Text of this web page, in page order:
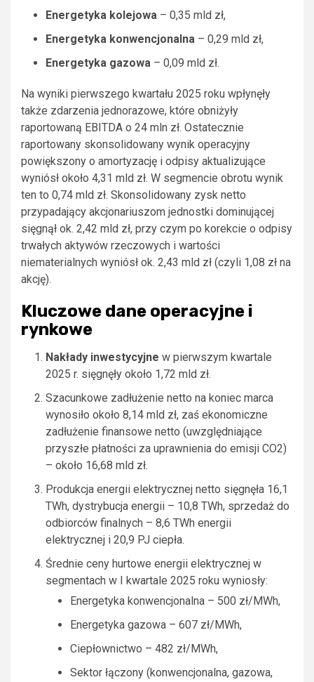
Energetyka kolejowa – 0,35 mld zł,
Energetyka konwencjonalna – 0,29 mld zł,
Energetyka gazowa – 0,09 mld zł.
Na wyniki pierwszego kwartału 2025 roku wpłynęły
także zdarzenia jednorazowe, które obniżyły
raportowaną EBITDA o 24 mln zł. Ostatecznie
raportowany skonsolidowany wynik operacyjny
powiększony o amortyzację i odpisy aktualizujące
wyniósł około 4,31 mld zł. W segmencie obrotu wynik
ten to 0,74 mld zł. Skonsolidowany zysk netto
przypadający akcjonariuszom jednostki dominującej
sięgnął ok. 2,42 mld zł, przy czym po korekcie o odpisy
trwałych aktywów rzeczowych i wartości
niematerialnych wyniósł ok. 2,43 mld zł (czyli 1,08 zł na
akcję).
Kluczowe dane operacyjne i
rynkowe
Nakłady inwestycyjne w pierwszym kwartale
2025 r. sięgnęły około 1,72 mld zł.
Szacunkowe zadłużenie netto na koniec marca
wynosiło około 8,14 mld zł, zaś ekonomiczne
zadłużenie finansowe netto (uwzględniające
przyszłe płatności za uprawnienia do emisji CO2)
– około 16,68 mld zł.
Produkcja energii elektrycznej netto sięgnęła 16,1
TWh, dystrybucja energii – 10,8 TWh, sprzedaż do
odbiorców finalnych – 8,6 TWh energii
elektrycznej i 20,9 PJ ciepła.
Średnie ceny hurtowe energii elektrycznej w
segmentach w I kwartale 2025 roku wyniosły:
Energetyka konwencjonalna – 500 zł/MWh,
Energetyka gazowa – 607 zł/MWh,
Ciepłownictwo – 482 zł/MWh,
Sektor łączony (konwencjonalna, gazowa,